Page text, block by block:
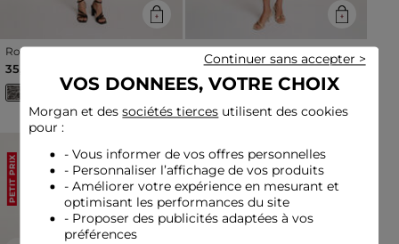
Robe décolleté fluide
multicolore femme
35,00 €
Robe courte col v
multicolore femme
35,00 €
PETIT PRIX PETIT PRIX
VOS DONNEES, VOTRE CHOIX
Morgan et dessociétés tierces utilisent des cookies
pour :
- Vous informer de vos offres personnelles
- Personnaliser l’affichage de vos produits
- Améliorer votre expérience en mesurant et
optimisant les performances du site
- Proposer des publicités adaptées à vos
préférences
Continuer sans accepter >